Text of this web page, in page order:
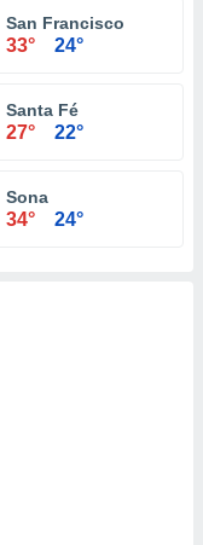
San Francisco
33° 24°
Santa Fé
27° 22°
Sona
34° 24°